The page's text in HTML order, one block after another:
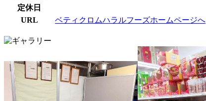
定休日
URL
ベティクロムハラルフーズホームページへ